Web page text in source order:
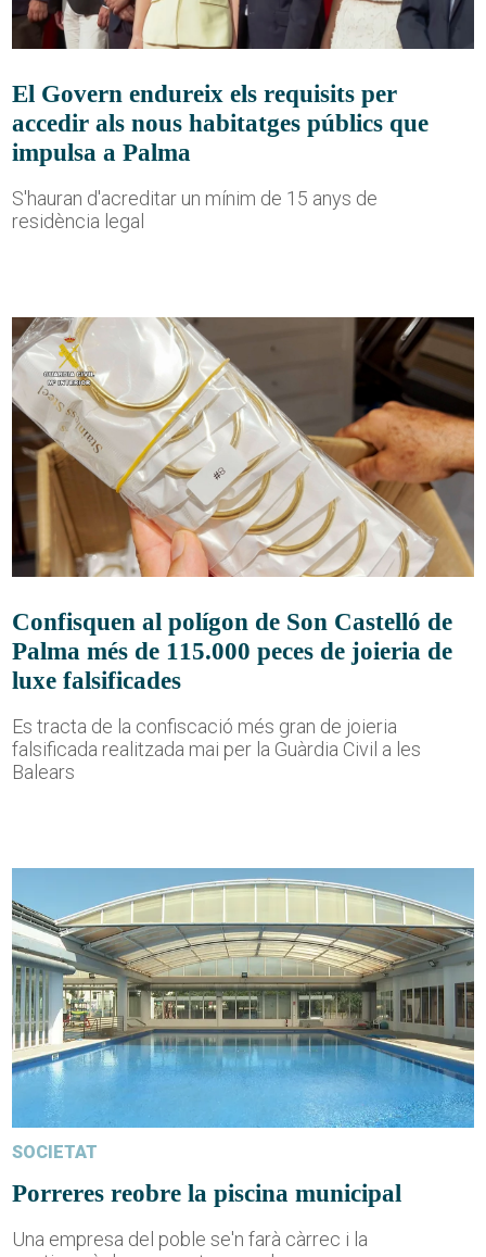
El Govern endureix els requisits per
accedir als nous habitatges públics que
impulsa a Palma
S'hauran d'acreditar un mínim de 15 anys de
residència legal
Confisquen al polígon de Son Castelló de
Palma més de 115.000 peces de joieria de
luxe falsificades
Es tracta de la confiscació més gran de joieria
falsificada realitzada mai per la Guàrdia Civil a les
Balears
SOCIETAT
Porreres reobre la piscina municipal
Una empresa del poble se'n farà càrrec i la